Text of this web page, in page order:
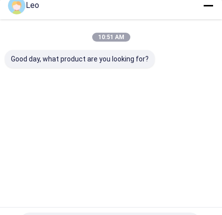
Leo
10:51 AM
Good day, what product are you looking for?